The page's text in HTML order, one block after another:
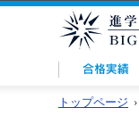
トップページ ›